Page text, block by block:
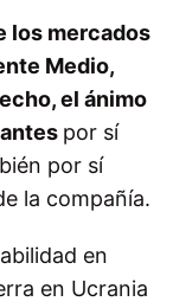
los mercados
Medio,
el ánimo
por sí
por sí
la compañía.
en
en Ucrania